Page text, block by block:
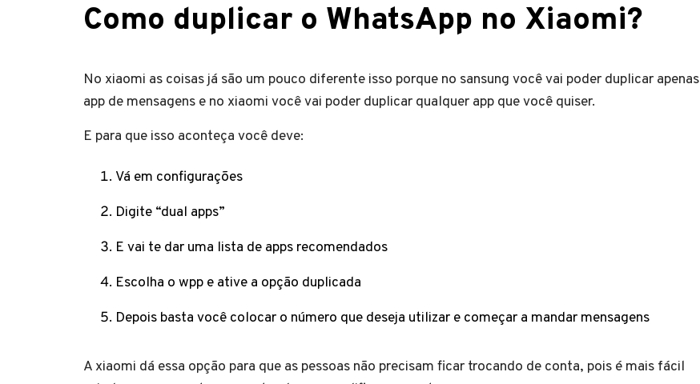
Como duplicar o WhatsApp no Xiaomi?
No xiaomi as coisas já são um pouco diferente isso porque no sansung você vai poder duplicar apenas
app de mensagens e no xiaomi você vai poder duplicar qualquer app que você quiser.
E para que isso aconteça você deve:
Vá em configurações
Digite “dual apps”
E vai te dar uma lista de apps recomendados
Escolha o wpp e ative a opção duplicada
Depois basta você colocar o número que deseja utilizar e começar a mandar mensagens
A xiaomi dá essa opção para que as pessoas não precisam ficar trocando de conta, pois é mais fácil